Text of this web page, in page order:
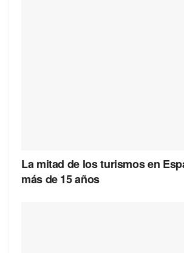
La mitad de los turismos en
más de 15 años